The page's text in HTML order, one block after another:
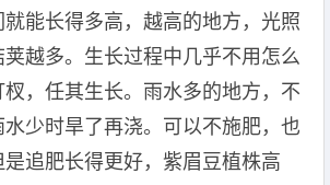
能长得多高，越高的地方，光照
越多。生长过程中几乎不用怎么
，任其生长。雨水多的地方，不
少时旱了再浇。可以不施肥，也
追肥长得更好，紫眉豆植株高